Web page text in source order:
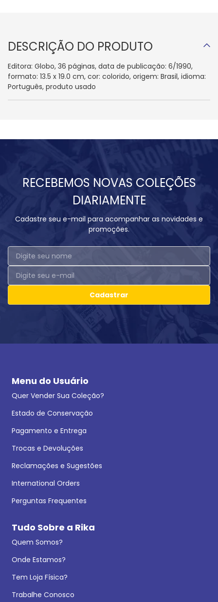
DESCRIÇÃO DO PRODUTO
Editora: Globo, 36 páginas, data de publicação: 6/1990,
formato: 13.5 x 19.0 cm, cor: colorido, origem: Brasil, idioma:
Português, produto usado
RECEBEMOS NOVAS COLEÇÕES
DIARIAMENTE
Cadastre seu e-mail para acompanhar as novidades e
promoções.
Cadastrar
Menu do Usuário
Quer Vender Sua Coleção?
Estado de Conservação
Pagamento e Entrega
Trocas e Devoluções
Reclamações e Sugestões
International Orders
Perguntas Frequentes
Tudo Sobre a Rika
Quem Somos?
Onde Estamos?
Tem Loja Física?
Trabalhe Conosco